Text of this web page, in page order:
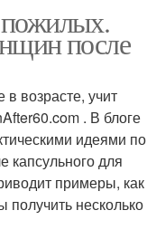
после
возрасте, учит
. В блоге
идеями по
капсульного для
примеры, как
получить несколько